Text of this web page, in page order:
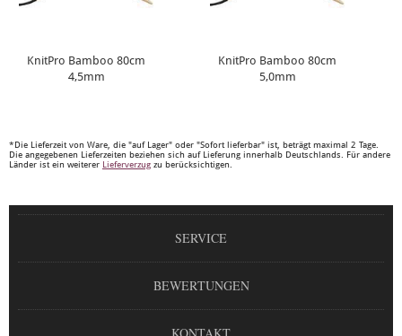
KnitPro Bamboo 80cm
4,5mm
KnitPro Bamboo 80cm
5,0mm
*Die Lieferzeit von Ware, die "auf Lager" oder "Sofort lieferbar" ist, beträgt maximal 2 Tage.
Die angegebenen Lieferzeiten beziehen sich auf Lieferung innerhalb Deutschlands. Für andere
Länder ist ein weiterer Lieferverzug zu berücksichtigen.
SERVICE
BEWERTUNGEN